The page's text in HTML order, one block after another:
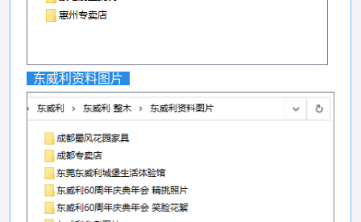
东威利资料图片